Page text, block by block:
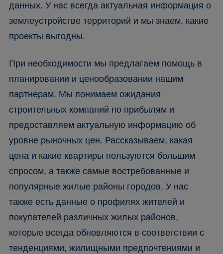
данных. У нас всегда актуальная информация о
землеустройстве территорий и мы знаем, какие
проекты выгодны.
При необходимости мы предлагаем помощь в
планировании и ценообразовании нашим
партнерам. Мы понимаем ожидания
строительных компаний по прибылям и
предоставляем актуальную информацию об
уровне рыночных цен. Рассказываем, какая
цена и какие квартиры пользуются большим
спросом, а также самые востребованные и
популярные жилые районы городов. У нас
также есть данные о профилях жителей и
покупателей различных жилых районов,
которые всегда обновляются в соответствии с
тенденциями, жилищными предпочтениями и